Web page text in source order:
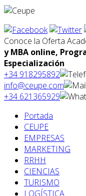
Conoce la Oferta
y MBA online,
Especialización
+34 918295892
info@ceupe.com
+34 621365929
Portada
CEUPE
EMPRESAS
MARKETING
RRHH
CIENCIAS
TURISMO
LOGÍSTICA